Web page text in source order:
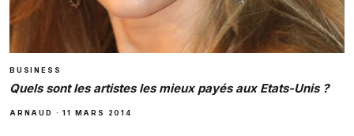
BUSINESS
Quels sont les artistes les mieux payés aux Etats-Unis ?
ARNAUD ·11 MARS 2014